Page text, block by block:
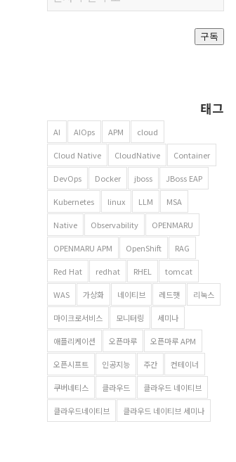
우편
주소
구독
태그
AI AIOps APM cloud
Cloud Native CloudNative Container
DevOps Docker jboss JBoss EAP
Kubernetes linux LLM MSA
Native Observability OPENMARU
OPENMARU APM OpenShift RAG
Red Hat redhat RHEL tomcat
WAS 가상화 네이티브 레드햇 리눅스
마이크로서비스 모니터링 세미나
애플리케이션 오픈마루 오픈마루 APM
오픈시프트 인공지능 주간 컨테이너
쿠버네티스 클라우드 클라우드 네이티브
클라우드네이티브 클라우드 네이티브 세미나